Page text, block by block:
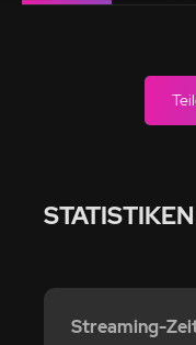
STATISTIKEN
Streaming-